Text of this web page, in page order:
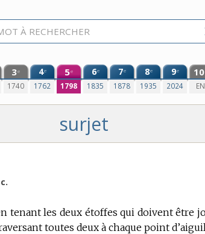
3e
1740
4e
1762
5e
1798
6e
1835
7e
1878
8e
1935
9e
2024
10
surjet
tenant les deux étoffes qui doivent être
toutes deux à chaque point